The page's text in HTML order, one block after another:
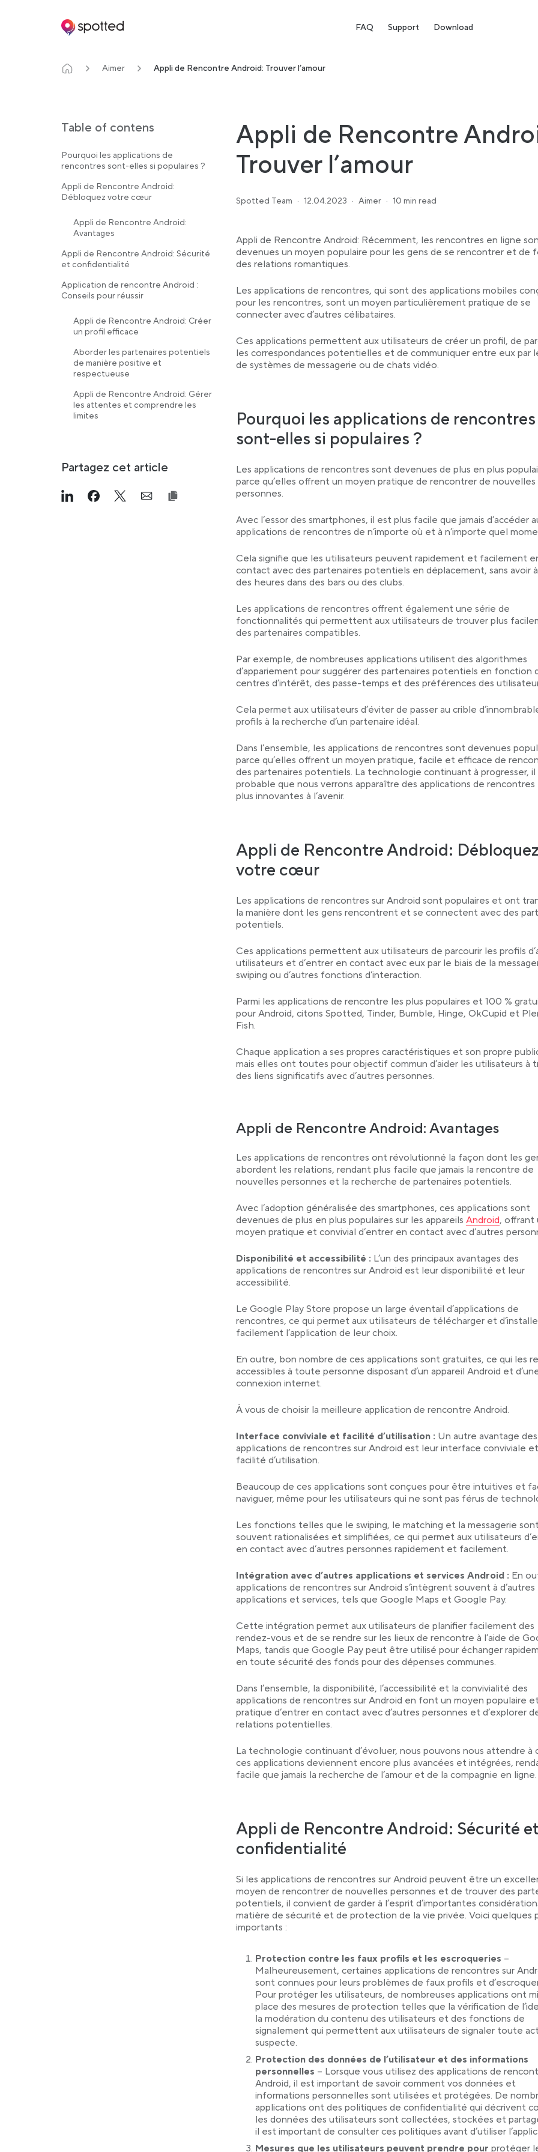
Main navigation FAQ Support Download
Aimer Appli de Rencontre Android: Trouver l’amour
Table of contens
Pourquoi les applications de
rencontres sont-elles si populaires ?
Appli de Rencontre Android:
Débloquez votre cœur
Appli de Rencontre Android:
Avantages
Appli de Rencontre Android: Sécurité
et confidentialité
Application de rencontre Android :
Conseils pour réussir
Appli de Rencontre Android: Créer
un profil efficace
Aborder les partenaires potentiels
de manière positive et
respectueuse
Appli de Rencontre Android: Gérer
les attentes et comprendre les
limites
Partagez cet article
Link opens in a new tab
>Share on Linkedin
Link opens in a new tab
>Share on Facebook
Link opens in a new tab
>Share on Twitter
Link opens in a new tab
>Share on Email
Appli de Rencontre
Trouver l’amour
Spotted Team · 12.04.2023 · Aimer · 10 min read
Appli de Rencontre Android: Récemment, les rencontres en ligne
devenues un moyen populaire pour les gens de se rencontrer et de
des relations romantiques.
Les applications de rencontres, qui sont des applications mobiles
pour les rencontres, sont un moyen particulièrement pratique de se
connecter avec d’autres célibataires.
Ces applications permettent aux utilisateurs de créer un profil, de
les correspondances potentielles et de communiquer entre eux par
de systèmes de messagerie ou de chats vidéo.
Pourquoi les applications de rencontres
sont-elles si populaires ?
Les applications de rencontres sont devenues de plus en plus
parce qu’elles offrent un moyen pratique de rencontrer de nouvelles
personnes.
Avec l’essor des smartphones, il est plus facile que jamais d’accéder
applications de rencontres de n’importe où et à n’importe quel
Cela signifie que les utilisateurs peuvent rapidement et facilement
contact avec des partenaires potentiels en déplacement, sans avoir
des heures dans des bars ou des clubs.
Les applications de rencontres offrent également une série de
fonctionnalités qui permettent aux utilisateurs de trouver plus
des partenaires compatibles.
Par exemple, de nombreuses applications utilisent des algorithmes
d’appariement pour suggérer des partenaires potentiels en fonction
centres d’intérêt, des passe-temps et des préférences des
Cela permet aux utilisateurs d’éviter de passer au crible
profils à la recherche d’un partenaire idéal.
Dans l’ensemble, les applications de rencontres sont devenues
parce qu’elles offrent un moyen pratique, facile et efficace de
des partenaires potentiels. La technologie continuant à progresser,
probable que nous verrons apparaître des applications de rencontres
plus innovantes à l’avenir.
Appli de Rencontre Android: Débloquez
votre cœur
Les applications de rencontres sur Android sont populaires et ont
la manière dont les gens rencontrent et se connectent avec des
potentiels.
Ces applications permettent aux utilisateurs de parcourir les profils
utilisateurs et d’entrer en contact avec eux par le biais de la
swiping ou d’autres fonctions d’interaction.
Parmi les applications de rencontre les plus populaires et 100 %
pour Android, citons Spotted, Tinder, Bumble, Hinge, OkCupid et
Fish.
Chaque application a ses propres caractéristiques et son propre
mais elles ont toutes pour objectif commun d’aider les utilisateurs à
des liens significatifs avec d’autres personnes.
Appli de Rencontre Android: Avantages
Les applications de rencontres ont révolutionné la façon dont les
abordent les relations, rendant plus facile que jamais la rencontre de
nouvelles personnes et la recherche de partenaires potentiels.
Avec l’adoption généralisée des smartphones, ces applications sont
devenues de plus en plus populaires sur les appareils Link opens in a
Android, offrant
moyen pratique et convivial d’entrer en contact avec d’autres
Disponibilité et accessibilité : L’un des principaux avantages des
applications de rencontres sur Android est leur disponibilité et leur
accessibilité.
Le Google Play Store propose un large éventail d’applications de
rencontres, ce qui permet aux utilisateurs de télécharger et
facilement l’application de leur choix.
En outre, bon nombre de ces applications sont gratuites, ce qui les
accessibles à toute personne disposant d’un appareil Android et
connexion internet.
À vous de choisir la meilleure application de rencontre Android.
Interface conviviale et facilité d’utilisation : Un autre avantage des
applications de rencontres sur Android est leur interface conviviale
facilité d’utilisation.
Beaucoup de ces applications sont conçues pour être intuitives et
naviguer, même pour les utilisateurs qui ne sont pas férus de
Les fonctions telles que le swiping, le matching et la messagerie
souvent rationalisées et simplifiées, ce qui permet aux utilisateurs
en contact avec d’autres personnes rapidement et facilement.
Intégration avec d’autres applications et services Android : En
applications de rencontres sur Android s’intègrent souvent à d’autres
applications et services, tels que Google Maps et Google Pay.
Cette intégration permet aux utilisateurs de planifier facilement des
rendez-vous et de se rendre sur les lieux de rencontre à l’aide de
Maps, tandis que Google Pay peut être utilisé pour échanger
en toute sécurité des fonds pour des dépenses communes.
Dans l’ensemble, la disponibilité, l’accessibilité et la convivialité des
applications de rencontres sur Android en font un moyen populaire
pratique d’entrer en contact avec d’autres personnes et d’explorer
relations potentielles.
La technologie continuant d’évoluer, nous pouvons nous attendre à
ces applications deviennent encore plus avancées et intégrées,
facile que jamais la recherche de l’amour et de la compagnie en ligne.
Appli de Rencontre Android: Sécurité et
confidentialité
Si les applications de rencontres sur Android peuvent être un
moyen de rencontrer de nouvelles personnes et de trouver des
potentiels, il convient de garder à l’esprit d’importantes
matière de sécurité et de protection de la vie privée. Voici quelques
importants :
Protection contre les faux profils et les escroqueries –
Malheureusement, certaines applications de rencontres sur
sont connues pour leurs problèmes de faux profils et
Pour protéger les utilisateurs, de nombreuses applications ont
place des mesures de protection telles que la vérification de
la modération du contenu des utilisateurs et des fonctions de
signalement qui permettent aux utilisateurs de signaler toute
suspecte.
Protection des données de l’utilisateur et des informations
personnelles – Lorsque vous utilisez des applications de
Android, il est important de savoir comment vos données et
informations personnelles sont utilisées et protégées. De
applications ont des politiques de confidentialité qui décrivent
les données des utilisateurs sont collectées, stockées et
il est important de consulter ces politiques avant d’utiliser
Mesures que les utilisateurs peuvent prendre pour protéger